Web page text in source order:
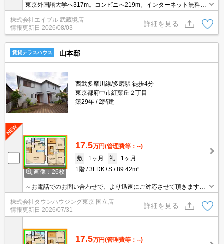
東京外国語大学へ317m。コンビニへ219m。インターネット無料。
引越指定業者あり。画像の家具小物家電はCGであり付いていませ
ん。管理物件につき即日審査OK。
株式会社エイブル 武蔵境店
情報更新日 2026/08/03
詳細を見る
賃貸テラスハウス 山本邸
西武多摩川線/多磨駅 徒歩4分
東京都府中市紅葉丘２丁目
築29年
2階建
画像：26枚
17.5万円(管理費等：--)
敷
1ヶ月 礼
1ヶ月
1階
3LDK+S 89.42m²
～お電話でのお問い合わせで、より迅速にご対応させて頂きます～
地域密着タウンハウジング【国立店】まで～
株式会社タウンハウジング東京 国立店
情報更新日 2026/07/31
詳細を見る
17.5万円(管理費等：--)